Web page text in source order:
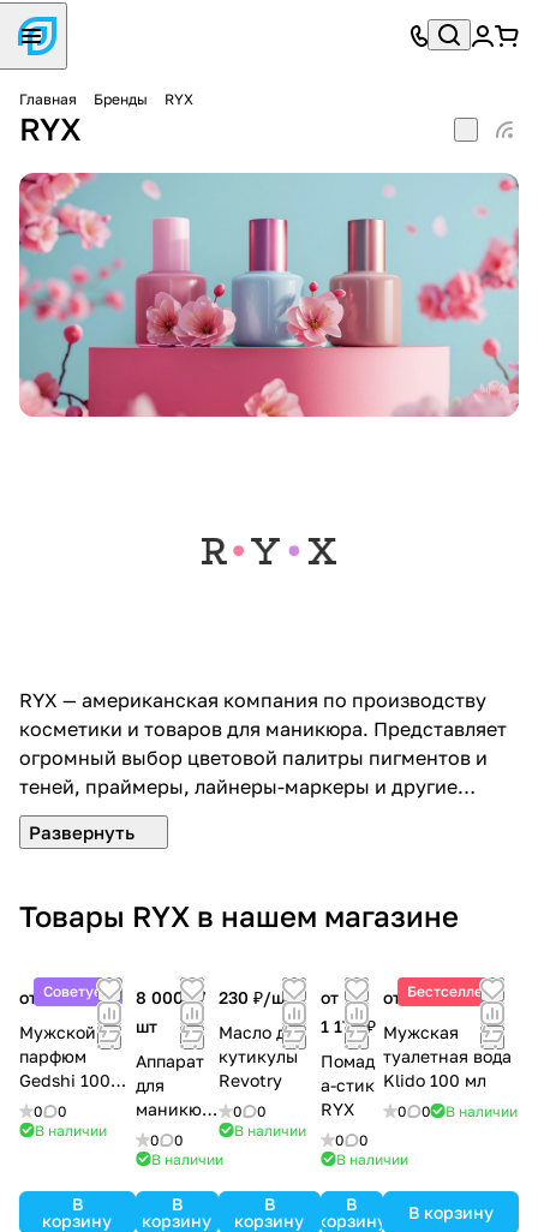
Главная Бренды RYX
RYX
RYX — американская компания по производству
косметики и товаров для маникюра. Представляет
огромный выбор цветовой палитры пигментов и
теней, праймеры, лайнеры-маркеры и другие
товары. Рассчитана на молодых девушек, которые
хотят выделяться и не боятся быть яркими. Бренд
завоевал любовь молодежи со всех уголков земли.
Объясняется такой стремительный успех тем, что
низким ценам.
Товары RYX в нашем магазине
Советуем
от 5 400 ₽
Мужской
парфюм
Gedshi 100
мл
0
0
В наличии
В
корзину
8 000 ₽/
шт
Аппарат
для
маникюр
а 0
0
В наличии
В
корзину
230 ₽/шт
Масло для
кутикулы
Revotry
0
0
В наличии
В
корзину
от
1 170 ₽
Помад
а-стик
RYX
0
0
В наличии
В
корзину
Бестселлер
от 6 120 ₽
Мужская
туалетная вода
Klido 100 мл
0 0 В наличии
В корзину